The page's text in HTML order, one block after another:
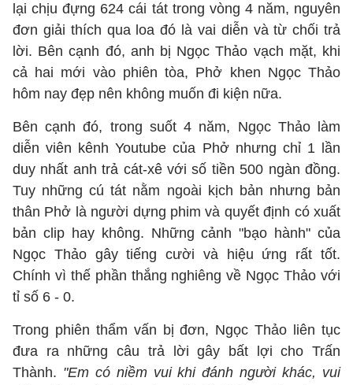
lại chịu đựng 624 cái tát trong vòng 4 năm, nguyên
đơn giải thích qua loa đó là vai diễn và từ chối trả
lời. Bên cạnh đó, anh bị Ngọc Thảo vạch mặt, khi
cả hai mới vào phiên tòa, Phở khen Ngọc Thảo
hôm nay đẹp nên không muốn đi kiện nữa.
Bên cạnh đó, trong suốt 4 năm, Ngọc Thảo làm
diễn viên kênh Youtube của Phở nhưng chỉ 1 lần
duy nhất anh trả cát-xê với số tiền 500 ngàn đồng.
Tuy những cú tát nằm ngoài kịch bản nhưng bản
thân Phở là người dựng phim và quyết định có xuất
bản clip hay không. Những cảnh "bạo hành" của
Ngọc Thảo gây tiếng cười và hiệu ứng rất tốt.
Chính vì thế phần thắng nghiêng về Ngọc Thảo với
tỉ số 6 - 0.
Trong phiên thẩm vấn bị đơn, Ngọc Thảo liên tục
đưa ra những câu trả lời gây bất lợi cho Trấn
Thành. "Em có niềm vui khi đánh người khác, vui